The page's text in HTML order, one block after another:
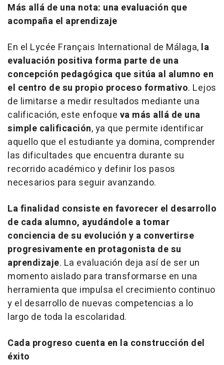
Más allá de una nota: una evaluación que
acompaña el aprendizaje
En el Lycée Français International de Málaga, la
evaluación positiva forma parte de una
concepción pedagógica que sitúa al alumno en
el centro de su propio proceso formativo. Lejos
de limitarse a medir resultados mediante una
calificación, este enfoque va más allá de una
simple calificación, ya que permite identificar
aquello que el estudiante ya domina, comprender
las dificultades que encuentra durante su
recorrido académico y definir los pasos
necesarios para seguir avanzando.
La finalidad consiste en favorecer el desarrollo
de cada alumno, ayudándole a tomar
conciencia de su evolución y a convertirse
progresivamente en protagonista de su
aprendizaje. La evaluación deja así de ser un
momento aislado para transformarse en una
herramienta que impulsa el crecimiento continuo
y el desarrollo de nuevas competencias a lo
largo de toda la escolaridad.
Cada progreso cuenta en la construcción del
éxito